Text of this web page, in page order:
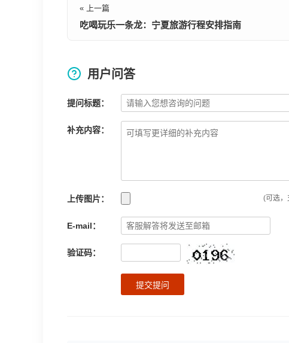
« 上一篇
吃喝玩乐一条龙：宁夏旅游行程安排指南
用户问答
提问标题：
补充内容：
上传图片： (可选
E-mail：
验证码：
提交提问